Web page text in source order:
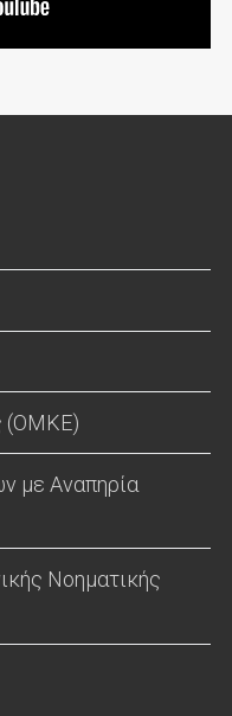
(ΟΜΚΕ)
με Αναπηρία
Νοηματικής